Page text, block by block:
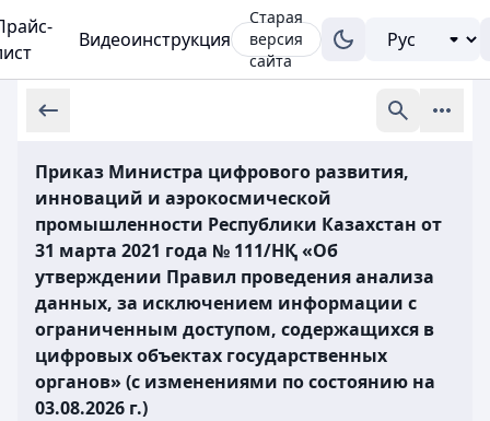
Видеоинструкция
Старая
версия
сайта
Приказ Министра цифрового развития,
инноваций и аэрокосмической
промышленности Республики Казахстан от
31 марта 2021 года № 111/НҚ «Об
утверждении Правил проведения анализа
данных, за исключением информации с
ограниченным доступом, содержащихся в
цифровых объектах государственных
органов» (с изменениями по состоянию на
03.08.2026 г.)